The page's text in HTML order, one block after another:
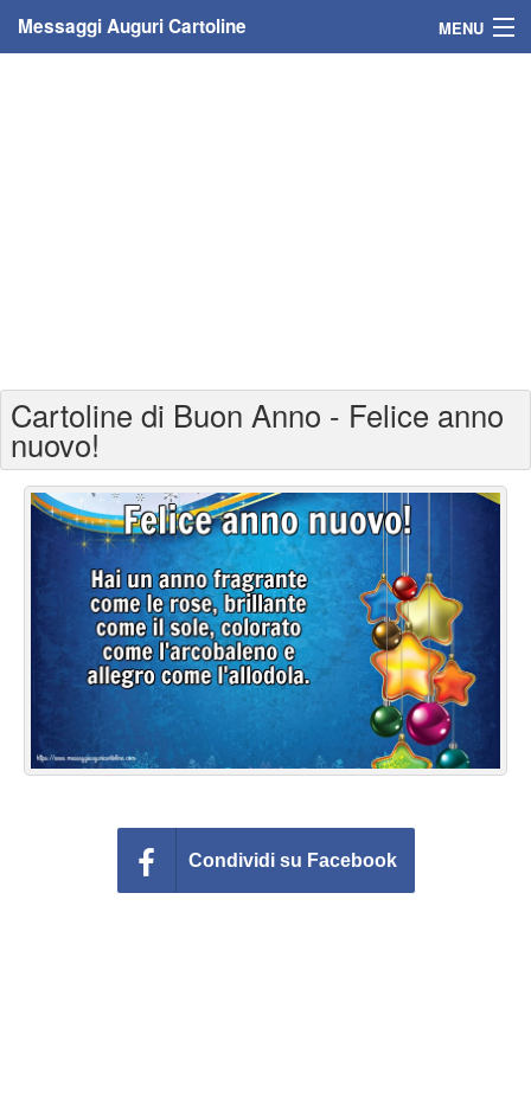
Messaggi Auguri Cartoline MENU
Cartoline auguri anni
Cartoline giorni anno
Cartoline giorni settimana
Cartoline musicali
Cartoline animate
Accedi
Cartoline di Buon Anno - Felice anno
nuovo!
Condividi su Facebook